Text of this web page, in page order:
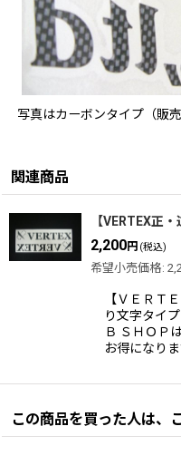
写真はカーボンタイプ（販
関連商品
【VERTEX正
2,200円 (税込)
希望小売価格:
【ＶＥＲＴ
り文字タイ
Ｂ ＳＨＯＰ
お得になり
この商品を買った人は、